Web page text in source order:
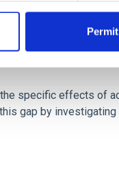
specific effects of
gap by